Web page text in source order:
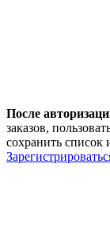
После
заказов,
сохранить список